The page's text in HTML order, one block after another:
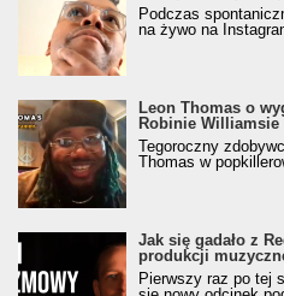
Podczas
na żywo na
Leon Thomas o
Robinie Williamsie
Tegoroczny
Thomas w
Jak się gadało z
produkcji
Pierwszy raz po tej